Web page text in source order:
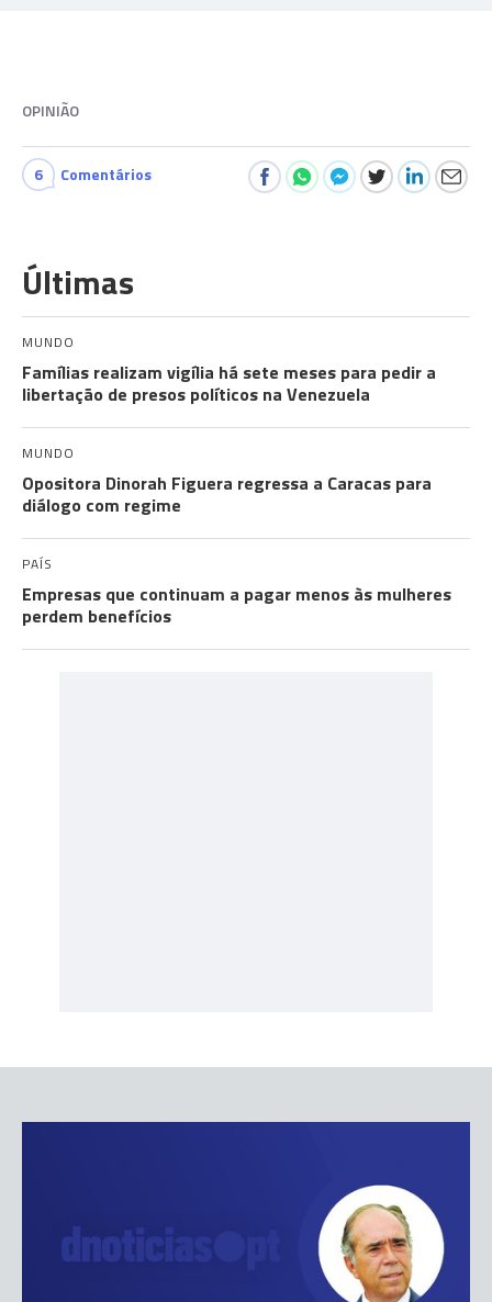
OPINIÃO
6 Comentários
Últimas
MUNDO
Famílias realizam vigília há sete meses para pedir a
libertação de presos políticos na Venezuela
MUNDO
Opositora Dinorah Figuera regressa a Caracas para
diálogo com regime
PAÍS
Empresas que continuam a pagar menos às mulheres
perdem benefícios